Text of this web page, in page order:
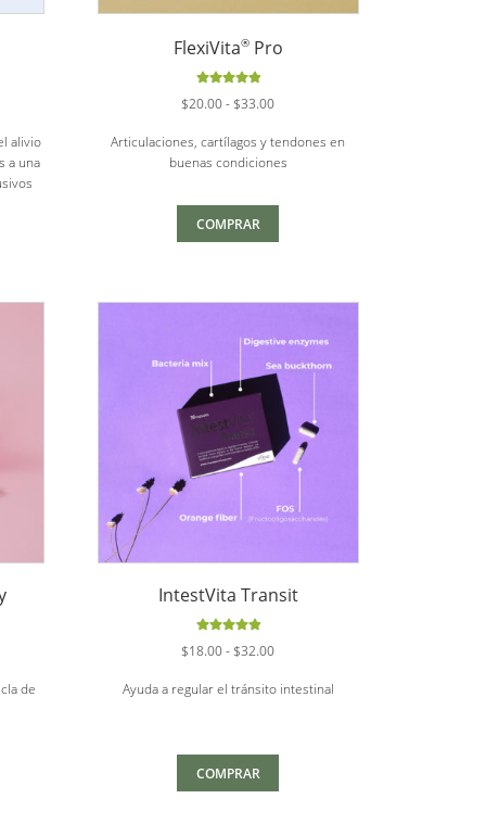
alivio
a una
FlexiVita®Pro
5.00
$20.00- $33.00Rango
precios:
desde
hasta
Articulaciones, cartílagos y tendones en
buenas condiciones
COMPRAR
de
IntestVita Transit
5.00
$18.00- $32.00Rango
precios:
hasta
Ayuda a regular el tránsito intestinal
COMPRAR